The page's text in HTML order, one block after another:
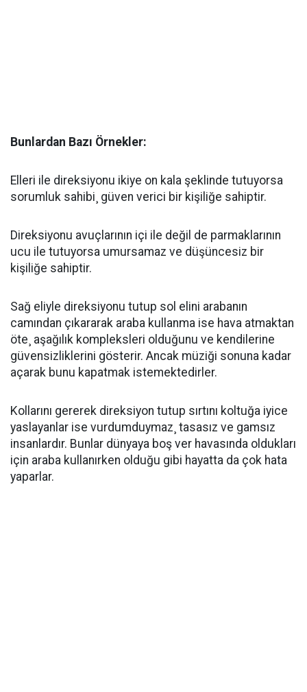
Bunlardan Bazı Örnekler:
Elleri ile direksiyonu ikiye on kala şeklinde tutuyorsa
sorumluk sahibi¸ güven verici bir kişiliğe sahiptir.
Direksiyonu avuçlarının içi ile değil de parmaklarının
ucu ile tutuyorsa umursamaz ve düşüncesiz bir
kişiliğe sahiptir.
Sağ eliyle direksiyonu tutup sol elini arabanın
camından çıkararak araba kullanma ise hava atmaktan
öte¸ aşağılık kompleksleri olduğunu ve kendilerine
güvensizliklerini gösterir. Ancak müziği sonuna kadar
açarak bunu kapatmak istemektedirler.
Kollarını gererek direksiyon tutup sırtını koltuğa iyice
yaslayanlar ise vurdumduymaz¸ tasasız ve gamsız
insanlardır. Bunlar dünyaya boş ver havasında oldukları
için araba kullanırken olduğu gibi hayatta da çok hata
yaparlar.